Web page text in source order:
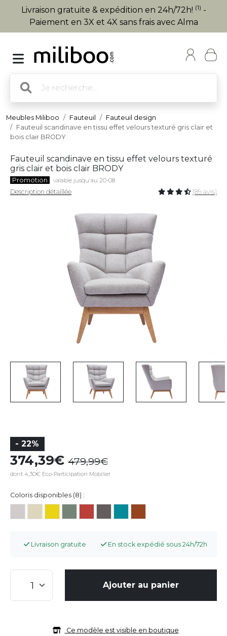
Livraison gratuite & expédition en 24h/72h! (1) -
Paiement en 3X et 4X sans frais avec Alma
Meubles Miliboo Fauteuil
Fauteuil design
Fauteuil scandinave en tissu effet velours texturé gris clair et
bois clair BRODY
Fauteuil scandinave en tissu effet velours texturé
gris clair et bois clair BRODY
Promotion valable jusqu'au 20-08
Description détaillée (89 avis)
- 22%
374,39 479,99
dont 4,30€ Eco-Participation Mobilier
Coloris disponibles (8) :
Livraison gratuite En stock expédié sous 24h/72h
Ajouter au panier
Ce modèle est visible en boutique